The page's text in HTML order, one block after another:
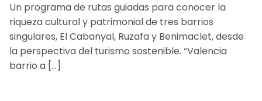
Un programa de rutas guiadas para conocer la
riqueza cultural y patrimonial de tres barrios
singulares, El Cabanyal, Ruzafa y Benimaclet, desde
la perspectiva del turismo sostenible. “Valencia
barrio a […]